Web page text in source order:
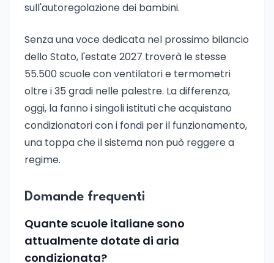
sull'autoregolazione dei bambini.
Senza una voce dedicata nel prossimo bilancio
dello Stato, l'estate 2027 troverà le stesse
55.500 scuole con ventilatori e termometri
oltre i 35 gradi nelle palestre. La differenza,
oggi, la fanno i singoli istituti che acquistano
condizionatori con i fondi per il funzionamento,
una toppa che il sistema non può reggere a
regime.
Domande frequenti
Quante scuole italiane sono
attualmente dotate di aria
condizionata?